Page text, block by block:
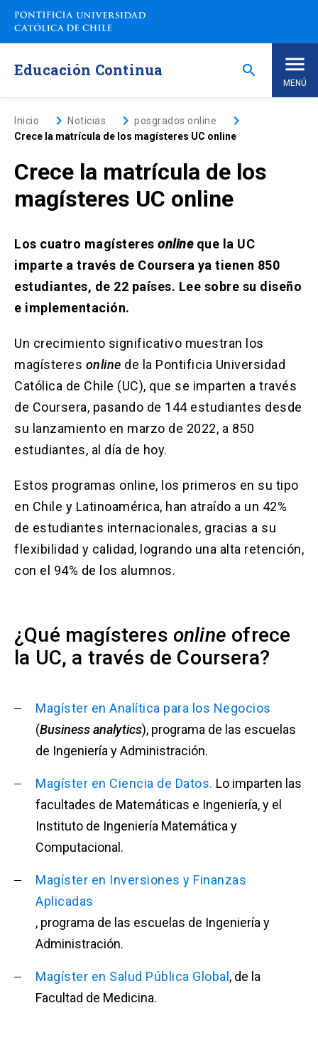
Saltar
contenido
Educación Continua search
MENÚ
Inicio
Programas de Estudio
Programas Corporativos
Noticias
se
abre
en
una
nueva
pestaña)
Portal Empresas
(El
enlace
se
en
una
nueva
(El
enlace
se
en
nueva
pestaña)
enlace
se
abre
en
una
nueva
pestaña)
enlace
se
abre
en
una
nueva
pestaña)
Correo launch
(El
enlace
abre
en
una
Inicio keyboard_arrow_rightNoticias keyboard_arrow_rightposgrados online keyboard_arrow_right
Crece la matrícula de los magísteres UC online
Crece la matrícula de los
magísteres UC online
Los cuatro magísteres onlineque la UC
imparte a través de Coursera ya tienen 850
estudiantes, de 22 países. Lee sobre su diseño
e implementación.
Un crecimiento significativo muestran los
magísteres online de la Pontificia Universidad
Católica de Chile (UC), que se imparten a través
de Coursera, pasando de 144 estudiantes desde
su lanzamiento en marzo de 2022, a 850
estudiantes, al día de hoy.
Estos programas online, los primeros en su tipo
en Chile y Latinoamérica, han atraído a un 42%
de estudiantes internacionales, gracias a su
flexibilidad y calidad, logrando una alta retención,
con el 94% de los alumnos.
¿Qué magísteres online ofrece
la UC, a través de Coursera?
Magíster en Analítica para los Negocios
(Business analytics), programa de las escuelas
de Ingeniería y Administración.
Magíster en Ciencia de Datos. Lo imparten las
facultades de Matemáticas e Ingeniería, y el
Instituto de Ingeniería Matemática y
Computacional.
Magíster en Inversiones y Finanzas
Aplicadas
, programa de las escuelas de Ingeniería y
Administración.
Magíster en Salud Pública Global , de la
Facultad de Medicina.